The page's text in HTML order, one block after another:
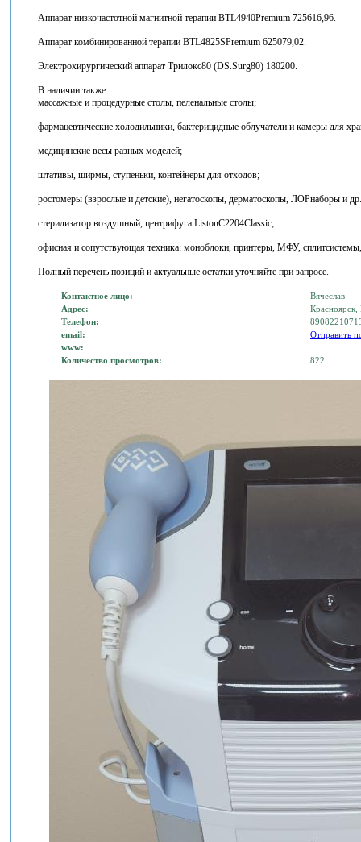
Аппарат низкочастотной магнитной терапии BTL4940Premium 725616,96.
Аппарат комбинированной терапии BTL4825SPremium 625079,02.
Электрохирургический аппарат Трилокс80 (DS.Surg80) 180200.
В наличии также:
массажные и процедурные столы, пеленальные столы;
фармацевтические холодильники, бактерицидные облучатели и камеры для
медицинские весы разных моделей;
штативы, ширмы, ступеньки, контейнеры для отходов;
ростомеры (взрослые и детские), негатоскопы, дерматоскопы, ЛОРнаборы и
стерилизатор воздушный, центрифуга ListonC2204Classic;
офисная и сопутствующая техника: моноблоки, принтеры, МФУ,
Полный перечень позиций и актуальные остатки уточняйте при запросе.
Контактное лицо:
Вячеслав
Адрес:
Красноярск,
Телефон:
email:
Отправить
www:
Количество просмотров:
822